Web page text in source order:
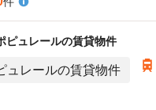
ピュレールの賃貸物件